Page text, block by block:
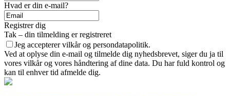
Hvad er din e-mail?
Registrer dig
Tak – din tilmelding er registreret
Jeg accepterer vilkår og persondatapolitik.
Ved at oplyse din e-mail og tilmelde dig nyhedsbrevet, siger du ja til
vores vilkår og vores håndtering af dine data. Du har fuld kontrol og
kan til enhver tid afmelde dig.